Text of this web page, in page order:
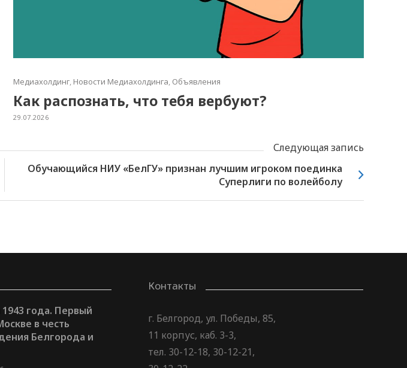
Медиахолдинг, Новости Медиахолдинга, Объявления
Как распознать, что тебя вербуют?
29.07.2026
Следующая запись
Обучающийся НИУ «БелГУ» признан лучшим игроком поединка
Суперлиги по волейболу
1943 года. Первый
в честь
Белгорода и
Контакты
г. Белгород, ул. Победы, 85,
11 корпус, каб. 3-3,
тел. 30-12-18, 30-12-21,